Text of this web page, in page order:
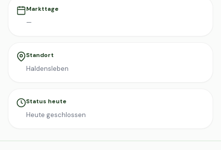
Markttage
—
Standort
Haldensleben
Status heute
Heute geschlossen